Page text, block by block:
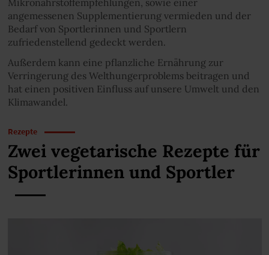
angemessenen Supplementierung vermieden und der
Bedarf von Sportlerinnen und Sportlern
zufriedenstellend gedeckt werden.
Außerdem kann eine pflanzliche Ernährung zur
Verringerung des Welthungerproblems beitragen und
hat einen positiven Einfluss auf unsere Umwelt und den
Klimawandel.
Rezepte
Zwei vegetarische Rezepte für
Sportlerinnen und Sportler